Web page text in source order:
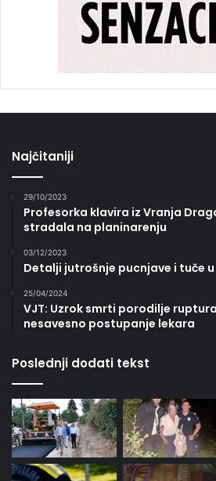
Najčitaniji
29/10/2023
Profesorka klavira iz Vranja
stradala na planinarenju
03/12/2023
Detalji jutrošnje pucnjave i tuče
25/04/2024
VJT: Uzrok smrti porodilje
nesavesno postupanje lekara
Poslednji dodati tekst